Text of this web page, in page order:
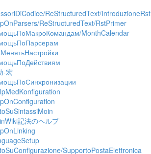
ReStructuredText/IntroduzioneRst
ReStructuredText/RstPrimer
MonthCalendar
-宏
記法のヘルプ
SupportoPostaElettronica